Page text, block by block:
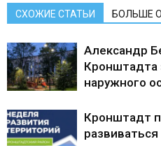
СХОЖИЕ СТАТЬИ БОЛЬШЕ
Александр
Кронштадта
наружного
Кронштадт
развиваться